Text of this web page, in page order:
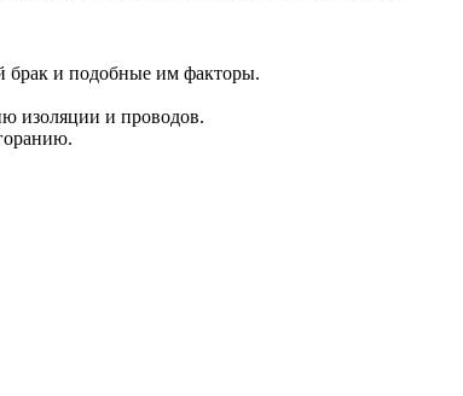
брак и подобные им факторы.
изоляции и проводов.